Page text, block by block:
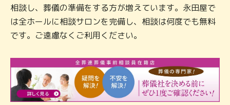
相談し、葬儀の準備をする方が増えています。永田屋で
は全ホールに相談サロンを完備し、相談は何度でも無料
です。ご遠慮なくご利用ください。